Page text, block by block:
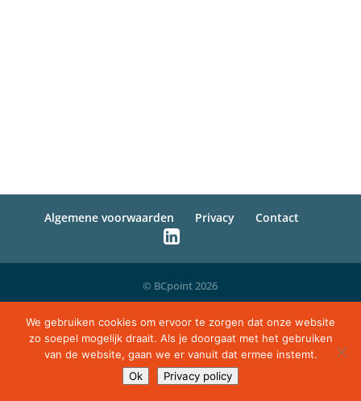
Algemene voorwaarden Privacy Contact
© BCpoint 2026
We gebruiken cookies om ervoor te zorgen dat onze website
zo soepel mogelijk draait. Als je doorgaat met het gebruiken
van de website, gaan we er vanuit dat ermee instemt.
Ok
Privacy policy